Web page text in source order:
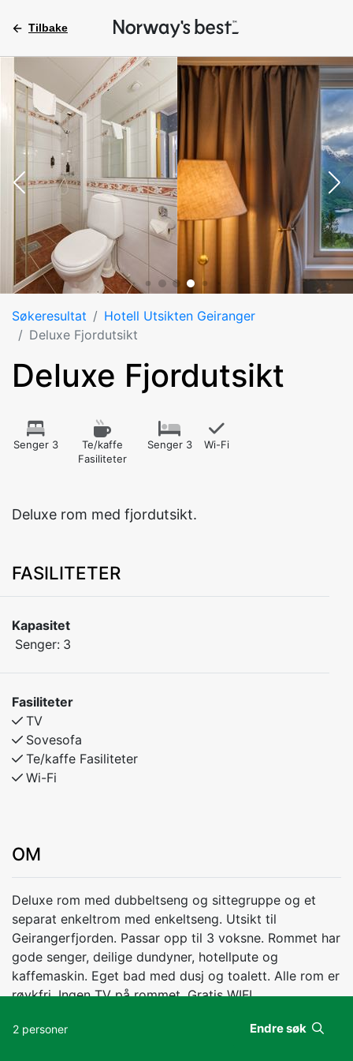
Tilbake
Søkeresultat
Hotell Utsikten Geiranger
Deluxe Fjordutsikt
Deluxe Fjordutsikt
Senger 3
Te/kaffe
Fasiliteter
Senger 3 Wi-Fi
Deluxe rom med fjordutsikt.
FASILITETER
Kapasitet
Senger: 3
Fasiliteter
TV
Sovesofa
Te/kaffe Fasiliteter
Wi-Fi
OM
Deluxe rom med dubbeltseng og sittegruppe og et
separat enkeltrom med enkeltseng. Utsikt til
Geirangerfjorden. Passar opp til 3 voksne. Rommet har
gode senger, deilige dundyner, hotellpute og
kaffemaskin. Eget bad med dusj og toalett. Alle rom er
røykfri. Ingen TV på rommet. Gratis WIFI.
2 personer Endre søk